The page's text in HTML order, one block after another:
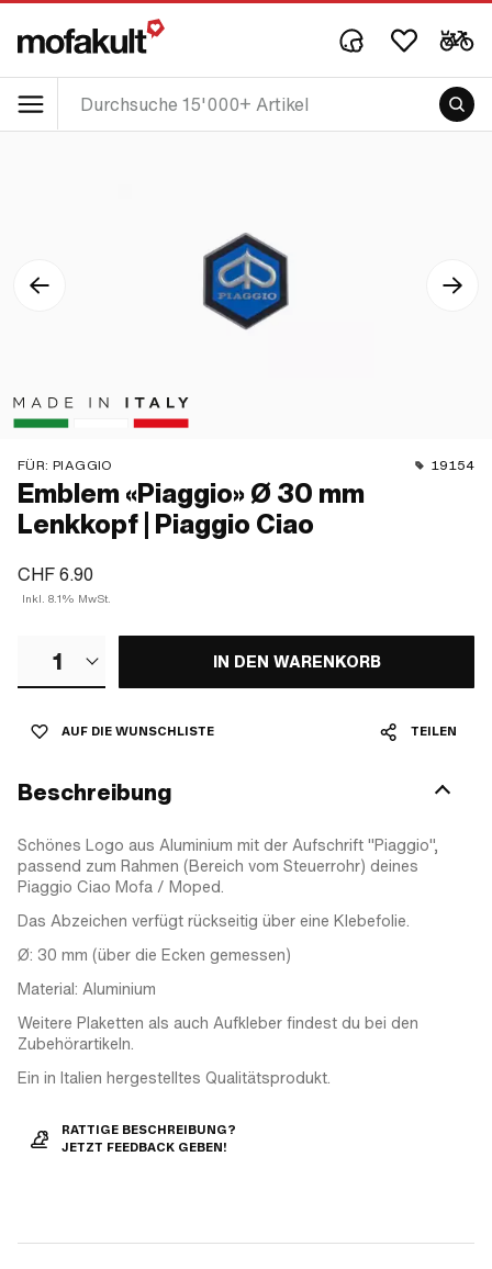
FÜR: PIAGGIO 19154
Emblem «Piaggio» Ø 30 mm
Lenkkopf | Piaggio Ciao
CHF 6.90
Inkl. 8.1% MwSt.
1 IN DEN WARENKORB
AUF DIE WUNSCHLISTE TEILEN
Beschreibung
Schönes Logo aus Aluminium mit der Aufschrift "Piaggio",
passend zum Rahmen (Bereich vom Steuerrohr) deines
Piaggio Ciao Mofa / Moped.
Das Abzeichen verfügt rückseitig über eine Klebefolie.
Ø: 30 mm (über die Ecken gemessen)
Material: Aluminium
Weitere Plaketten als auch Aufkleber findest du bei den
Zubehörartikeln.
Ein in Italien hergestelltes Qualitätsprodukt.
RATTIGE BESCHREIBUNG?
JETZT FEEDBACK GEBEN!